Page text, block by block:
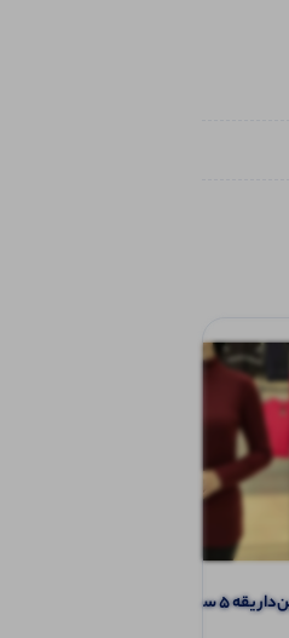
(پک ۶ عددی)